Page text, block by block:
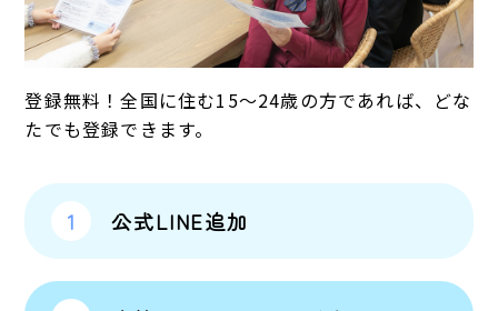
登録無料！全国に住む15～24歳の方であれば、どな
たでも登録できます。
1 公式LINE追加